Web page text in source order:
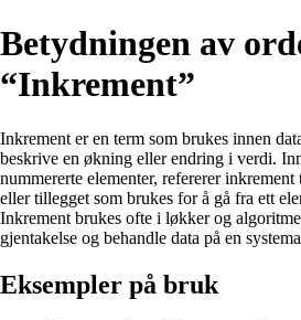
Betydningen av
“Inkrement”
Inkrement er en term som brukes innen
beskrive en økning eller endring i verdi.
nummererte elementer, refererer
eller tillegget som brukes for å gå fra ett
Inkrement brukes ofte i løkker og
gjentakelse og behandle data på en
Eksempler på bruk